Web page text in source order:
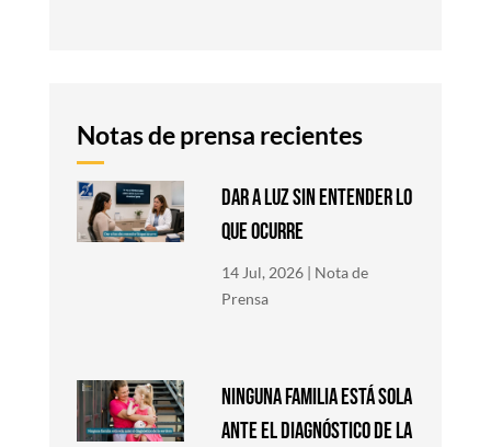
DAR A LUZ SIN ENTENDER LO
QUE OCURRE
14 Jul, 2026 | Nota de
Prensa
NINGUNA FAMILIA ESTÁ SOLA
ANTE EL DIAGNÓSTICO DE LA
Notas de prensa recientes